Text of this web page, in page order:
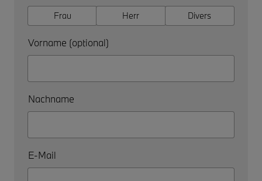
Frau Herr Divers
Vorname (optional)
Nachname
E-Mail